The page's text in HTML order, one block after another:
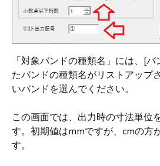
「対象バンドの種類名」には、[
たバンドの種類名がリストアップ
いバンドを選んでください。
この画面では、出力時の寸法単位
す。初期値はmmですが、cmの方
す。